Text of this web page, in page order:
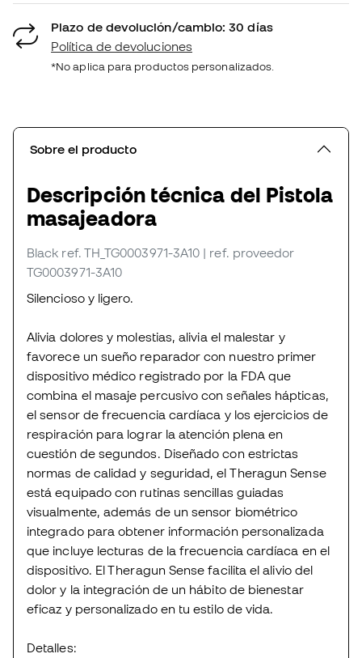
Plazo de devolución/cambio: 30 días
Política de devoluciones
*No aplica para productos personalizados.
Sobre el producto
Descripción técnica del Pistola
masajeadora
Black ref. TH_TG0003971-3A10 | ref. proveedor
TG0003971-3A10
Silencioso y ligero.
Alivia dolores y molestias, alivia el malestar y
favorece un sueño reparador con nuestro primer
dispositivo médico registrado por la FDA que
combina el masaje percusivo con señales hápticas,
el sensor de frecuencia cardíaca y los ejercicios de
respiración para lograr la atención plena en
cuestión de segundos. Diseñado con estrictas
normas de calidad y seguridad, el Theragun Sense
está equipado con rutinas sencillas guiadas
visualmente, además de un sensor biométrico
integrado para obtener información personalizada
que incluye lecturas de la frecuencia cardíaca en el
dispositivo. El Theragun Sense facilita el alivio del
dolor y la integración de un hábito de bienestar
eficaz y personalizado en tu estilo de vida.
Detalles: